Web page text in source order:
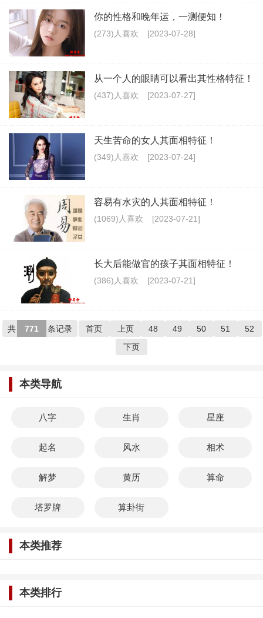
你的性格和晚年运，一测便知！
(273)人喜欢 [2023-07-28]
从一个人的眼睛可以看出其性格特征！
(437)人喜欢 [2023-07-27]
天生苦命的女人其面相特征！
(349)人喜欢 [2023-07-24]
容易有水灾的人其面相特征！
(1069)人喜欢 [2023-07-21]
长大后能做官的孩子其面相特征！
(386)人喜欢 [2023-07-21]
共 771 条记录 首页 上页 48 49 50 51
52
下页
本类导航
八字 生肖 星座
起名 风水 相术
解梦 黄历 算命
塔罗牌 算卦街
本类推荐
本类排行